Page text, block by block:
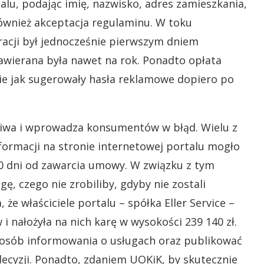
podając imię, nazwisko, adres zamieszkania,
akceptacja regulaminu. W toku
był jednocześnie pierwszym dniem
była nawet na rok. Ponadto opłata
jak sugerowały hasła reklamowe dopiero po
i wprowadza konsumentów w błąd. Wielu z
na stronie internetowej portalu mogło
dni od zawarcia umowy. W związku z tym
czego nie zrobiliby, gdyby nie zostali
że właściciele portalu – spółka Eller Service –
na nich karę w wysokości 239 140 zł.
informowania o usługach oraz publikować
Ponadto, zdaniem UOKiK, by skutecznie